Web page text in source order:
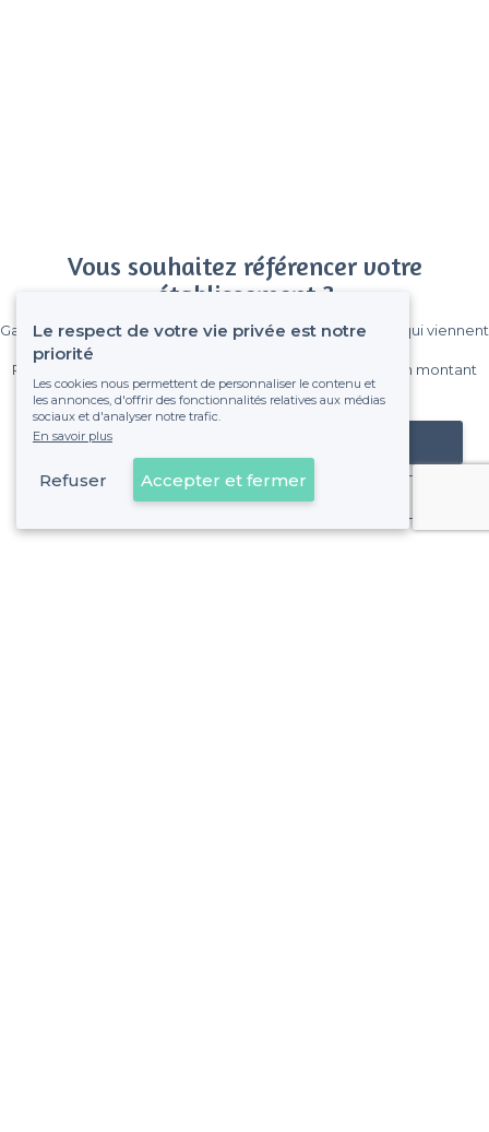
Vous souhaitez référencer votre
établissement ?
Gagnez de nombreux clients parmi le million de visiteurs qui viennent
Pas de commissions et sans engagement, vous payez un montant
fixe sans risque de voir déraper la facture.
Référencer mon établissement
Déjà client
Le respect de votre vie privée est notre
priorité
Les cookies nous permettent de personnaliser le contenu et
les annonces, d'offrir des fonctionnalités relatives aux médias
sociaux et d'analyser notre trafic.
En savoir plus
Refuser Accepter et fermer